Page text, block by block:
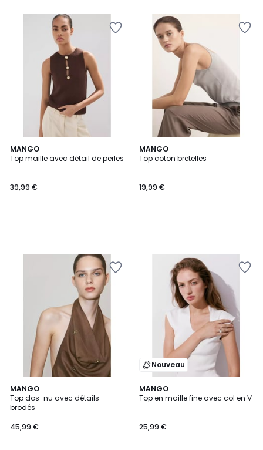
MANGO
Top maille avec détail de perles
39,99 €
MANGO
Top coton bretelles
19,99 €
MANGO
Top dos-nu avec détails
brodés
45,99 €
Nouveau
MANGO
Top en maille fine avec col en V
25,99 €
2
Couleurs